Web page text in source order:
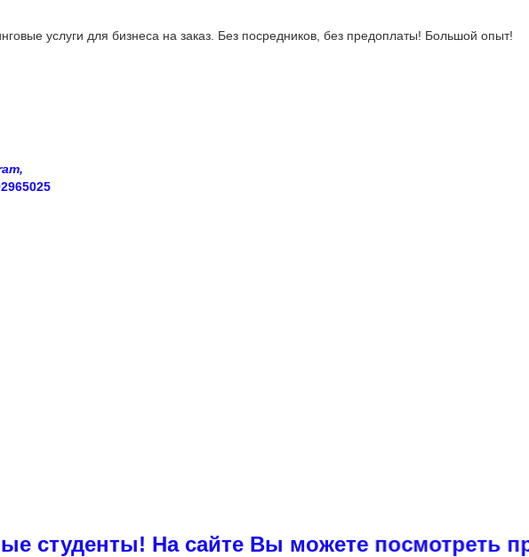
услуги для бизнеса на заказ. Без посредников, без предоплаты! Большой опыт!
На сайте Вы можете посмотреть примеры